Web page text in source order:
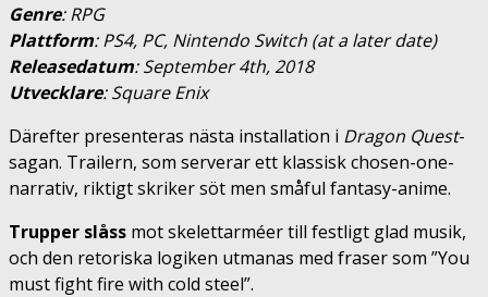
Genre: RPG
Plattform: PS4, PC, Nintendo Switch (at a later date)
Releasedatum: September 4th, 2018
Utvecklare: Square Enix
Därefter presenteras nästa installation i Dragon Quest-
sagan. Trailern, som serverar ett klassisk chosen-one-
narrativ, riktigt skriker söt men småful fantasy-anime.
Trupper slåss mot skelettarméer till festligt glad musik,
och den retoriska logiken utmanas med fraser som ”You
must fight fire with cold steel”.